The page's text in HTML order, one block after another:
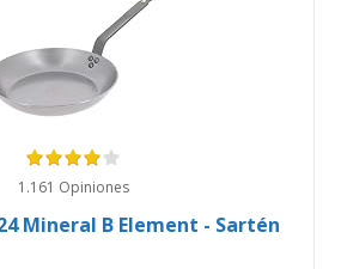
1.161 Opiniones
Mineral B Element - Sartén